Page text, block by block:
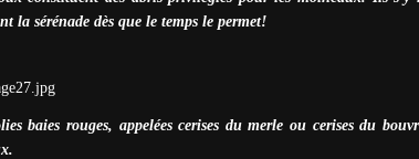
la sérénade dès que le temps le permet!
baies rouges, appelées cerises du merle ou cerises du